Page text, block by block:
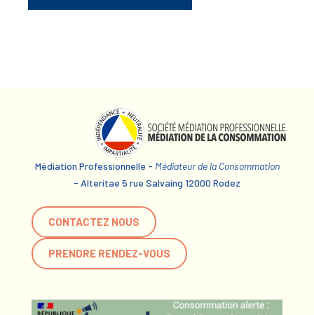
Médiation Professionnelle - Médiateur de la Consommation
- Alteritae 5 rue Salvaing 12000 Rodez
CONTACTEZ NOUS
PRENDRE RENDEZ-VOUS